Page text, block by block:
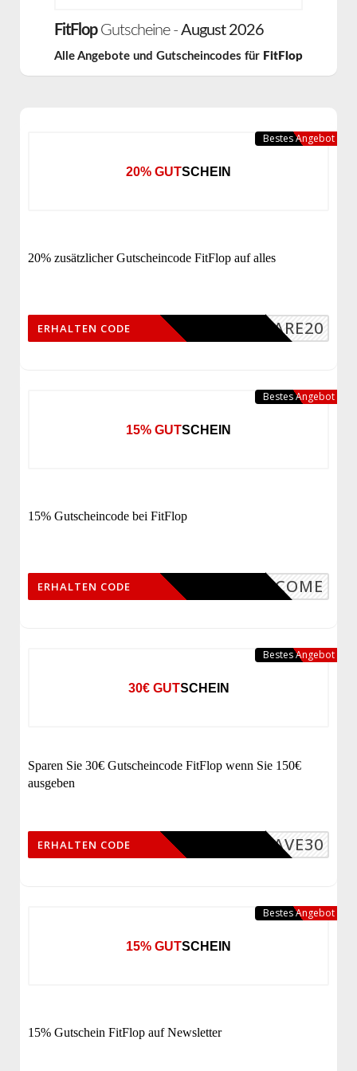
FitFlopGutscheine - August 2026
Alle Angebote und Gutscheincodes für FitFlop
20% GUTSCHEIN
20% zusätzlicher Gutscheincode FitFlop auf alles
SHARE20
ERHALTEN CODE
Bestes Angebot
15% GUTSCHEIN
15% Gutscheincode bei FitFlop
WELCOME
ERHALTEN CODE
Bestes Angebot
30€ GUTSCHEIN
Sparen Sie 30€ Gutscheincode FitFlop wenn Sie 150€
ausgeben
SAVE30
ERHALTEN CODE
Bestes Angebot
15% GUTSCHEIN
15% Gutschein FitFlop auf Newsletter
Bestes Angebot